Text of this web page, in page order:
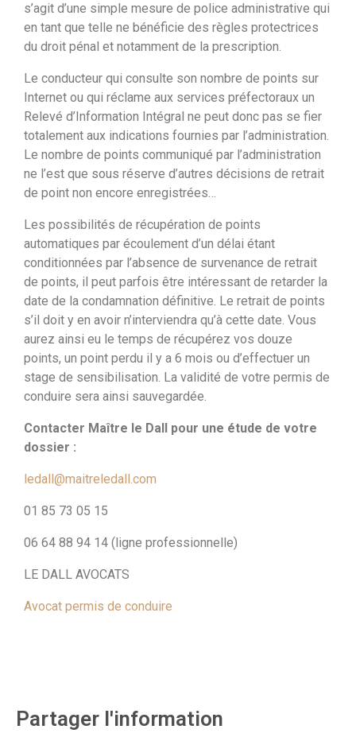
s’agit d’une simple mesure de police administrative qui
en tant que telle ne bénéficie des règles protectrices
du droit pénal et notamment de la prescription.
Le conducteur qui consulte son nombre de points sur
Internet ou qui réclame aux services préfectoraux un
Relevé d’Information Intégral ne peut donc pas se fier
totalement aux indications fournies par l’administration.
Le nombre de points communiqué par l’administration
ne l’est que sous réserve d’autres décisions de retrait
de point non encore enregistrées…
Les possibilités de récupération de points
automatiques par écoulement d’un délai étant
conditionnées par l’absence de survenance de retrait
de points, il peut parfois être intéressant de retarder la
date de la condamnation définitive. Le retrait de points
s’il doit y en avoir n’interviendra qu’à cette date. Vous
aurez ainsi eu le temps de récupérez vos douze
points, un point perdu il y a 6 mois ou d’effectuer un
stage de sensibilisation. La validité de votre permis de
conduire sera ainsi sauvegardée.
Contacter Maître le Dall pour une étude de votre
dossier :
ledall@maitreledall.com
01 85 73 05 15
06 64 88 94 14 (ligne professionnelle)
LE DALL AVOCATS
Avocat permis de conduire
Partager l'information